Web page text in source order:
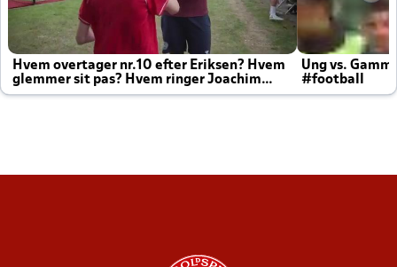
Hvem overtager nr.10 efter Eriksen? Hvem
glemmer sit pas? Hvem ringer Joachim
altid til efter kampe?
Ung vs.
#football